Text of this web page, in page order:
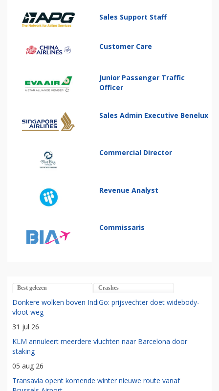
Sales Support Staff
Customer Care
Junior Passenger Traffic
Officer
Sales Admin Executive Benelux
Commercial Director
Revenue Analyst
Commissaris
Best gelezen Crashes
Donkere wolken boven IndiGo: prijsvechter doet widebody-
vloot weg
31 jul 26
KLM annuleert meerdere vluchten naar Barcelona door
staking
05 aug 26
Transavia opent komende winter nieuwe route vanaf